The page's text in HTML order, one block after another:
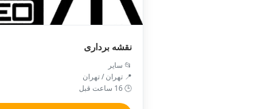
نقشه برداری
📂 سایر
📍 تهران / تهران
🕒 16 ساعت قبل